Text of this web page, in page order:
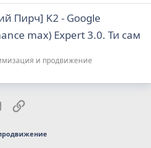
Пирч] K2 - Google
max) Expert 3.0. Ти сам
и продвижение
Электронная почта
Ссылка